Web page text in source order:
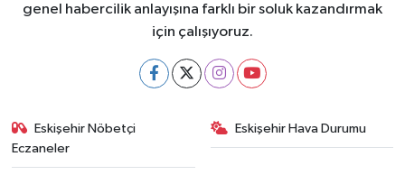
genel habercilik anlayışına farklı bir soluk kazandırmak
için çalışıyoruz.
Eskişehir Nöbetçi
Eczaneler
Eskişehir Hava Durumu